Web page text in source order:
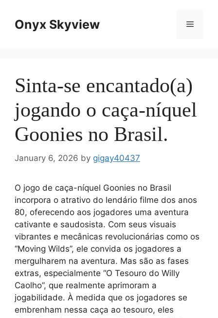
contentOnyx Skyview Menu
Sinta-se encantado(a)
jogando o caça-níquel
Goonies no Brasil.
January 6, 2026 by gigay40437
O jogo de caça-níquel Goonies no Brasil
incorpora o atrativo do lendário filme dos anos
80, oferecendo aos jogadores uma aventura
cativante e saudosista. Com seus visuais
vibrantes e mecânicas revolucionárias como os
“Moving Wilds”, ele convida os jogadores a
mergulharem na aventura. Mas são as fases
extras, especialmente “O Tesouro do Willy
Caolho”, que realmente aprimoram a
jogabilidade. À medida que os jogadores se
embrenham nessa caça ao tesouro, eles